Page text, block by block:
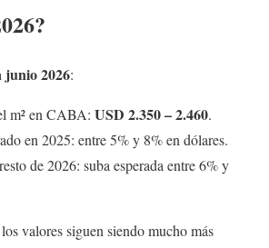
junio 2026:
m² en CABA: USD 2.350 – 2.460.
en 2025: entre 5% y 8% en dólares.
de 2026: suba esperada entre 6% y
valores siguen siendo mucho más